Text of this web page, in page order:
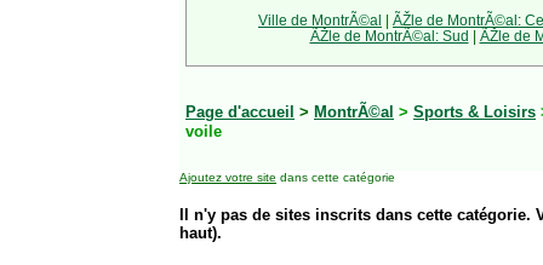
Ville de MontrÃ©al | ÃŽle de MontrÃ©al:
ÃŽle de MontrÃ©al: Sud | ÃŽle de
Page d'accueil > MontrÃ©al > Sports & Loisirs
voile
Ajoutez votre site dans cette catégorie
Il n'y pas de sites inscrits dans cette
haut).